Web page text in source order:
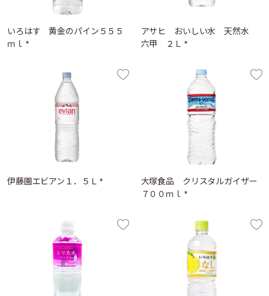
いろはす 黄金のパイン５５５
ｍｌ *
アサヒ おいしい水 天然水
六甲 ２Ｌ *
伊藤園エビアン１．５Ｌ *
大塚食品 クリスタルガイザー
７００ｍｌ *